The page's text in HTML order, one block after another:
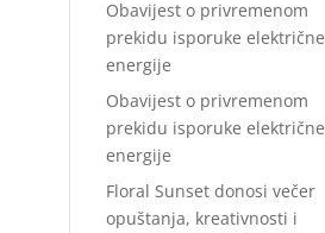
Obavijest o privremenom
prekidu isporuke električne
energije
Obavijest o privremenom
prekidu isporuke električne
energije
Floral Sunset donosi večer
opuštanja, kreativnosti i